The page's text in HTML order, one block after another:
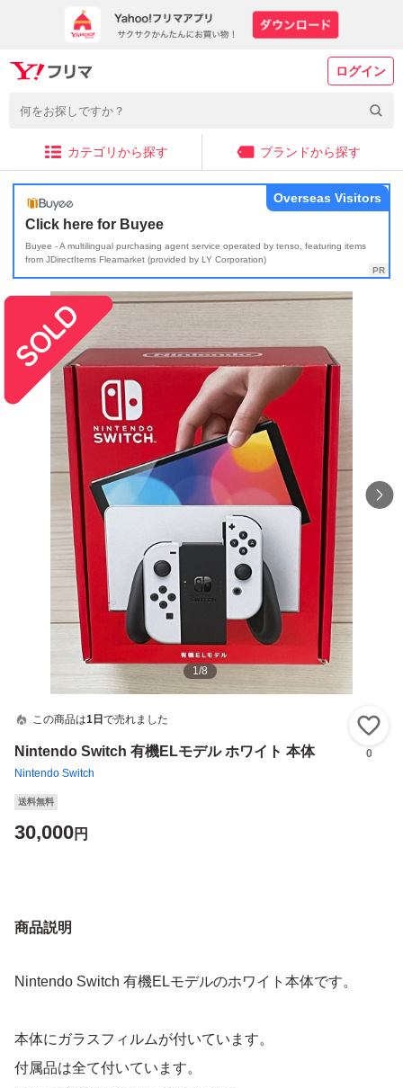
ログイン
カテゴリから探す ブランドから探す
Click here for Buyee
Buyee - A multilingual purchasing agent service operated by tenso, featuring items
from JDirectItems Fleamarket (provided by LY Corporation)
Overseas Visitors
1/8
この商品は1日 で売れました
Nintendo Switch 有機ELモデル ホワイト 本体
Nintendo Switch
0
送料無料
30,000円
商品説明
Nintendo Switch 有機ELモデルのホワイト本体です。
本体にガラスフィルムが付いています。
付属品は全て付いています。